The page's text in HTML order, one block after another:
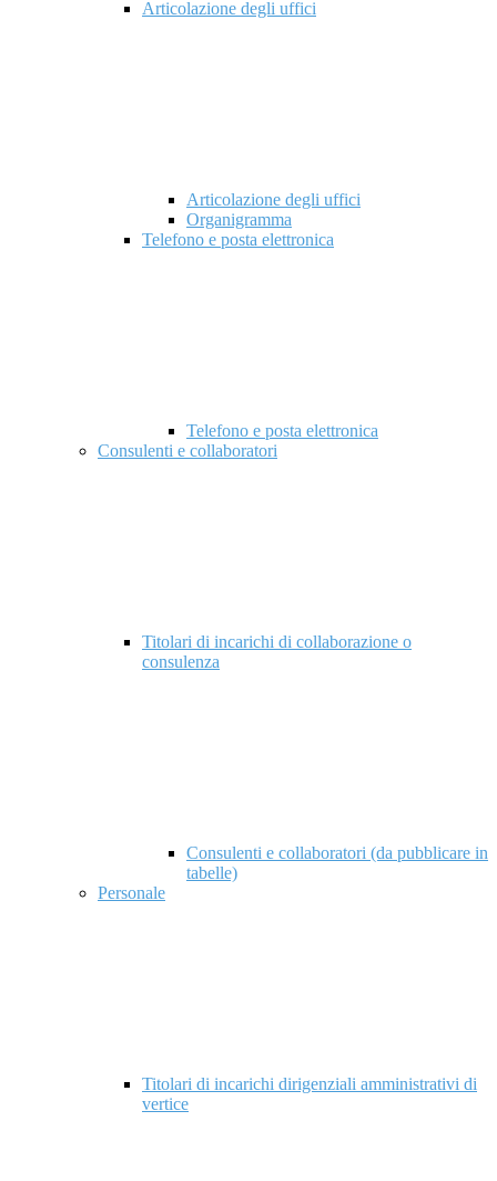
Articolazione degli uffici
Articolazione degli uffici
Organigramma
Telefono e posta elettronica
Telefono e posta elettronica
Consulenti e collaboratori
Titolari di incarichi di collaborazione o
consulenza
Consulenti e collaboratori (da pubblicare in
tabelle)
Personale
Titolari di incarichi dirigenziali amministrativi di
vertice